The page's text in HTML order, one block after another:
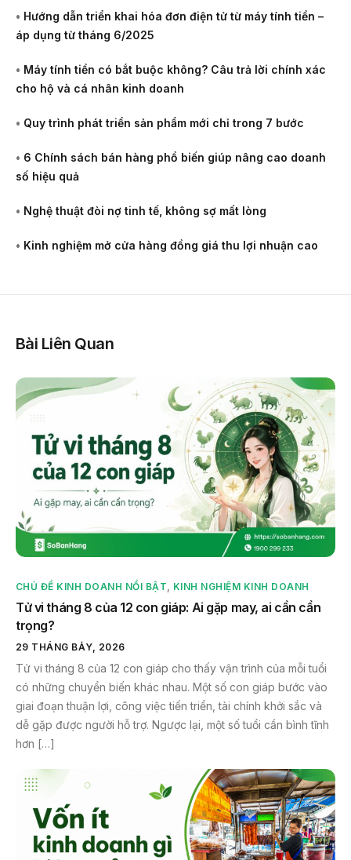
• Hướng dẫn triển khai hóa đơn điện tử từ máy tính tiền –
áp dụng từ tháng 6/2025
• Máy tính tiền có bắt buộc không? Câu trả lời chính xác
cho hộ và cá nhân kinh doanh
• Quy trình phát triển sản phẩm mới chỉ trong 7 bước
• 6 Chính sách bán hàng phổ biến giúp nâng cao doanh
số hiệu quả
• Nghệ thuật đòi nợ tinh tế, không sợ mất lòng
• Kinh nghiệm mở cửa hàng đồng giá thu lợi nhuận cao
Bài Liên Quan
CHỦ ĐỀ KINH DOANH NỔI BẬT, KINH NGHIỆM KINH DOANH
Tử vi tháng 8 của 12 con giáp: Ai gặp may, ai cần cẩn
trọng?
29 THÁNG BẢY, 2026
Tử vi tháng 8 của 12 con giáp cho thấy vận trình của mỗi tuổi
có những chuyển biến khác nhau. Một số con giáp bước vào
giai đoạn thuận lợi, công việc tiến triển, tài chính khởi sắc và
dễ gặp được người hỗ trợ. Ngược lại, một số tuổi cần bình tĩnh
hơn […]